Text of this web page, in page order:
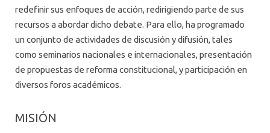
redefinir sus enfoques de acción, redirigiendo parte de sus
recursos a abordar dicho debate. Para ello, ha programado
un conjunto de actividades de discusión y difusión, tales
como seminarios nacionales e internacionales, presentación
de propuestas de reforma constitucional, y participación en
diversos foros académicos.
MISIÓN